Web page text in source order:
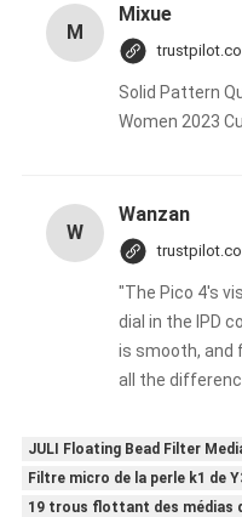
M
Mixue
Solid Pattern
Women 2023
W
Wanzan
"The Pico 4's
dial in the IPD
is smooth, and
all the
set it up
fantastic once
manual
JULI Floating Bead Filter
Filtre micro de la perle k1 de
19 trous flottant des médias